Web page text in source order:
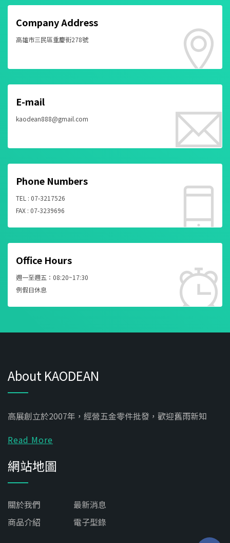
Company Address
高雄市三民區重慶街278號
E-mail
kaodean888@gmail.com
Phone Numbers
TEL : 07-3217526
FAX : 07-3239696
Office Hours
週一至週五：08:20~17:30
例假日休息
About KAODEAN
高展創立於2007年，經營五金零件批發，歡迎舊雨新知
Read More
網站地圖
關於我們
最新消息
商品介紹
電子型錄